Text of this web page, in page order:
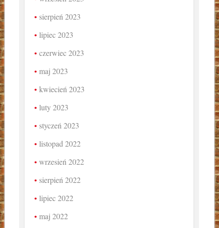
sierpień 2023
lipiec 2023
czerwiec 2023
maj 2023
kwiecień 2023
luty 2023
styczeń 2023
listopad 2022
wrzesień 2022
sierpień 2022
lipiec 2022
maj 2022